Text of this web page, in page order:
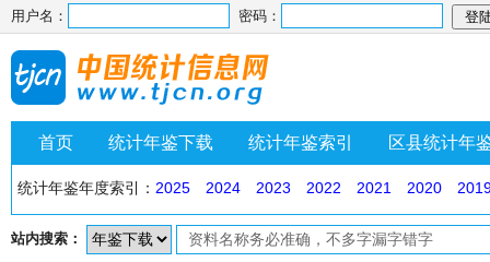
用户名： 密码：
首页 统计年鉴下载 统计年鉴索引 区县统计年
统计年鉴年度索引： 2025 2024 2023 2022 2021 2020
站内搜索：